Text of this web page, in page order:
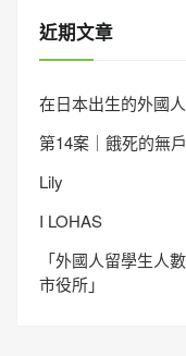
近期文章
在日本出生的外國
第14案｜餓死的無
Lily
I LOHAS
「外國人留學生人
市役所」